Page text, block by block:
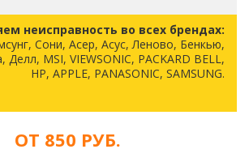
неисправность во всех брендах:
Сони, Асер, Асус, Леново, Бенкью,
Делл, MSI, VIEWSONIC, PACKARD BELL,
HP, APPLE, PANASONIC, SAMSUNG.
ОТ 850 РУБ.